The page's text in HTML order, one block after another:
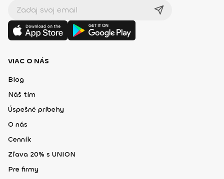
VIAC O NÁS
Blog
Náš tím
Úspešné príbehy
O nás
Cenník
Zľava 20% s UNION
Pre firmy